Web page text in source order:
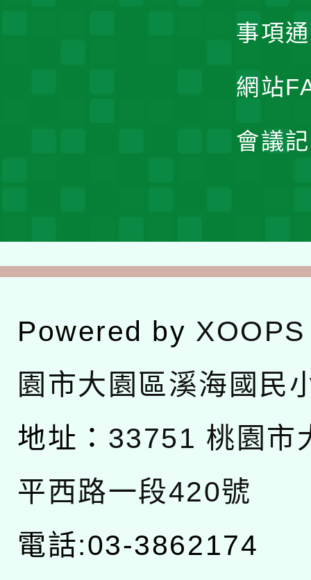
事項
網站
會議
Powered by XOOPS
園市大園區溪海國民
地址： 33751 桃園市
平西路一段420號
電話:03-3862174